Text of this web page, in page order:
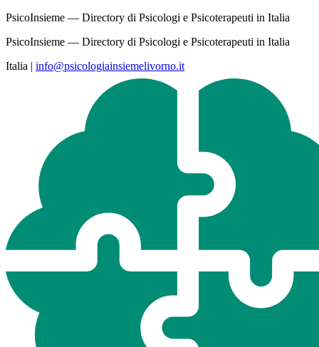
PsicoInsieme — Directory di Psicologi e Psicoterapeuti in Italia
PsicoInsieme — Directory di Psicologi e Psicoterapeuti in Italia
Italia | info@psicologiainsiemelivorno.it